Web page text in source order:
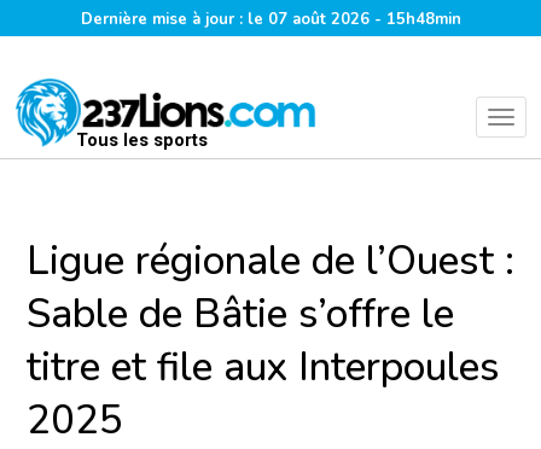
Dernière mise à jour : le 07 août 2026 - 15h48min
Tous les sports
Ligue régionale de l’Ouest :
Sable de Bâtie s’offre le
titre et file aux Interpoules
2025